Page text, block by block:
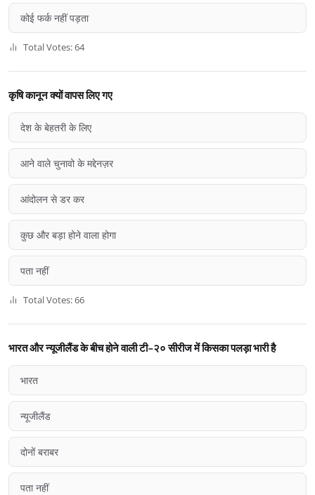
कोई फर्क नहीं पड़ता
Total Votes: 64
कृषि कानून क्यों वापस लिए गए
देश के बेहतरी के लिए
आने वाले चुनावो के मद्देनज़र
आंदोलन से डर कर
कुछ और बड़ा होने वाला होगा
पता नहीं
Total Votes: 66
भारत और न्यूजीलैंड के बीच होने वाली टी-२० सीरीज में किसका पलड़ा भारी है
भारत
न्यूजीलैंड
दोनों बराबर
पता नहीं